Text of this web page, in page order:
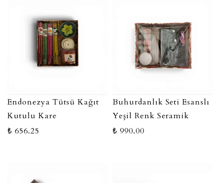
Endonezya Tütsü Kağıt
Kutulu Kare
₺ 656.25
Buhurdanlık Seti Esanslı
Yeşil Renk Seramik
₺ 990.00